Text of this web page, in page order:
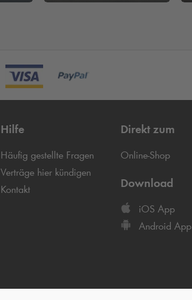
Hilfe
Häufig gestellte Fragen
Verträge hier kündigen
Kontakt
Direkt zum
Online-Shop
Download
iOS App
Android App